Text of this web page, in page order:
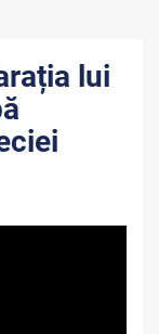
lui